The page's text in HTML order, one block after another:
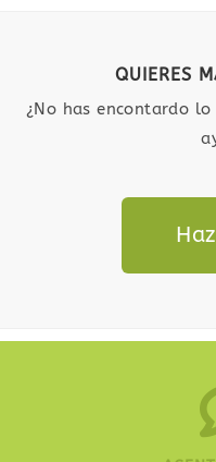
QUIERES
¿No has encontardo